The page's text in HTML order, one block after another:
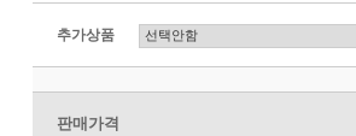
추가상품
판매가격